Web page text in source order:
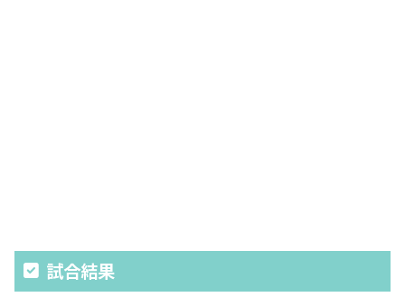
試合結果